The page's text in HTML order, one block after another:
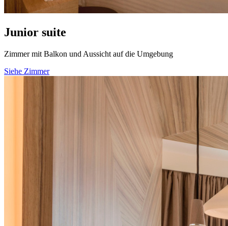
Junior suite
Zimmer mit Balkon und Aussicht auf die Umgebung
Siehe Zimmer